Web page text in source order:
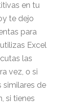
en tu
te dejo
para
Excel
las
vez, o si
similares de
si tienes